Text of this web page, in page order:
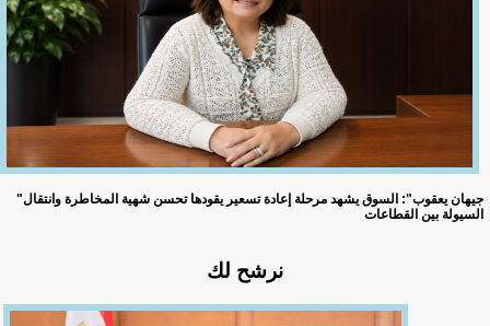
"جيهان يعقوب": السوق يشهد مرحلة إعادة تسعير يقودها تحسن شهية المخاطرة وانتقال
السيولة بين القطاعات
نرشح لك